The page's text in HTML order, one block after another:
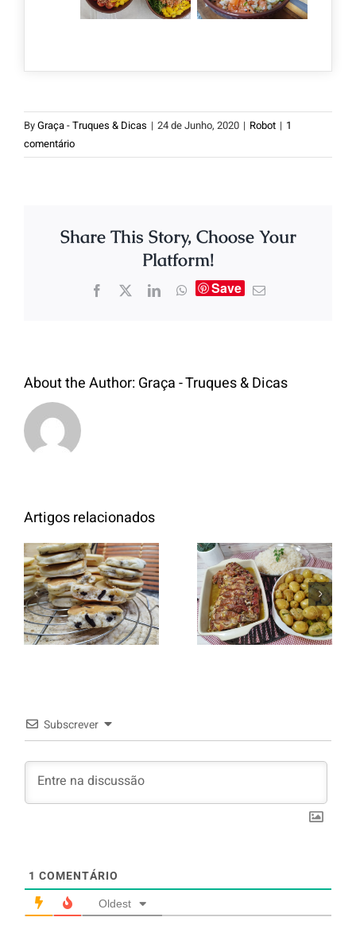
ByGraça - Truques & Dicas | 24 de Junho, 2020 | Robot | 1
comentário
Share This Story, Choose Your
Platform!
Save
About the Author:Graça - Truques & Dicas
Artigos relacionados
Panquecas
com Oreo
Entrecosto
italiano c/
batata a
murro e
Subscrever
1 COMENTÁRIO
Oldest